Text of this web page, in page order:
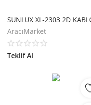
AracıMarket
Teklif Al